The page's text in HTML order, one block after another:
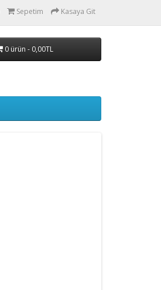
Sepetim Kasaya Git
0 ürün - 0,00TL